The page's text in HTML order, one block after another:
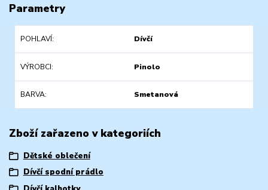
Parametry
POHLAVÍ Dívčí
VÝROBCI Pinolo
BARVA Smetanová
Zboží zařazeno v kategoriích
Dětské oblečení
Dívčí spodní prádlo